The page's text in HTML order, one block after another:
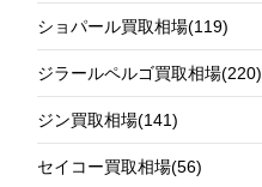
ショパール買取相場(119)
ジラールペルゴ買取相場(220)
ジン買取相場(141)
セイコー買取相場(56)